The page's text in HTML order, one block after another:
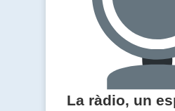
La ràdio, un